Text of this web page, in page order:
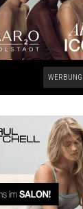
WERBUNG